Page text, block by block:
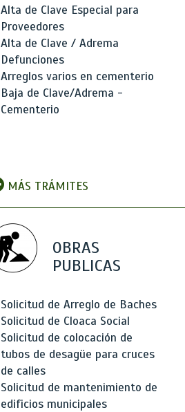
Alta de Clave Especial para
Proveedores
Alta de Clave / Adrema
Defunciones
Arreglos varios en cementerio
Baja de Clave/Adrema -
Cementerio
MÁS TRÁMITES
OBRAS
PUBLICAS
Solicitud de Arreglo de Baches
Solicitud de Cloaca Social
Solicitud de colocación de
tubos de desagüe para cruces
de calles
Solicitud de mantenimiento de
edificios municipales